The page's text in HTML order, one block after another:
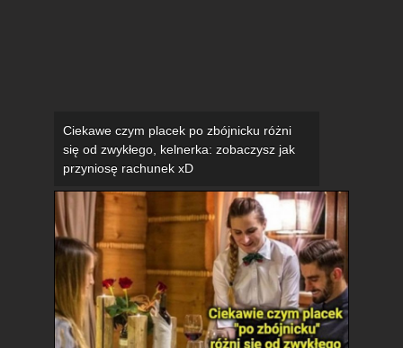
Ciekawe czym placek po zbójnicku różni
się od zwykłego, kelnerka: zobaczysz jak
przyniosę rachunek xD